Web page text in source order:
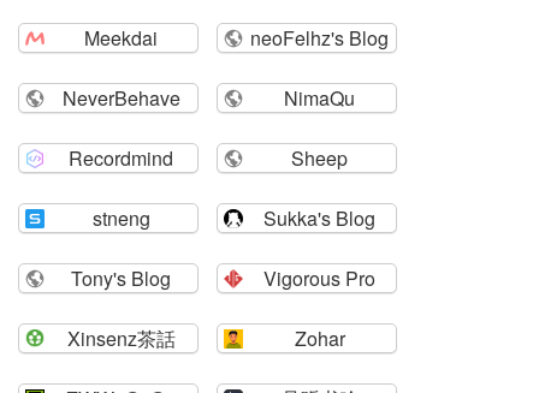
Meekdai neoFelhz's Blog
NeverBehave NimaQu
Recordmind Sheep
stneng Sukka's Blog
Tony's Blog Vigorous Pro
Xinsenz茶話 Zohar